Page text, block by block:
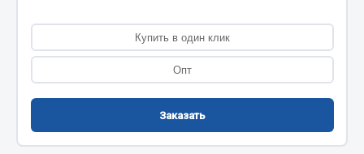
Режущий инструмент
Силовое оборудование
Показать ещё
Купить в один клик
Опт
Заказать